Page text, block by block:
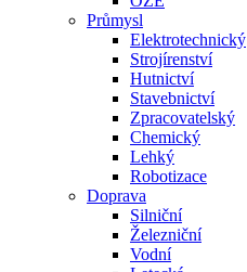
Průmysl
Elektrotechnický
Strojírenství
Hutnictví
Stavebnictví
Zpracovatelský
Chemický
Lehký
Robotizace
Doprava
Silniční
Železniční
Vodní